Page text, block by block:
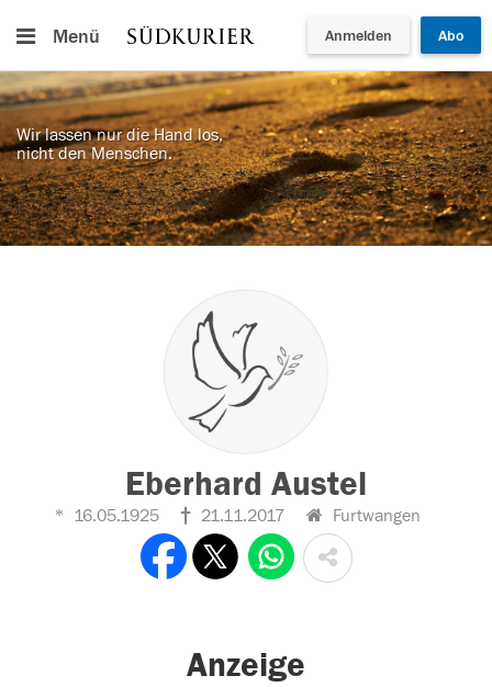
Menü Anmelden Abo
Wir lassen nur die Hand los,
nicht den Menschen.
Eberhard Austel
16.05.1925 21.11.2017 Furtwangen
Anzeige